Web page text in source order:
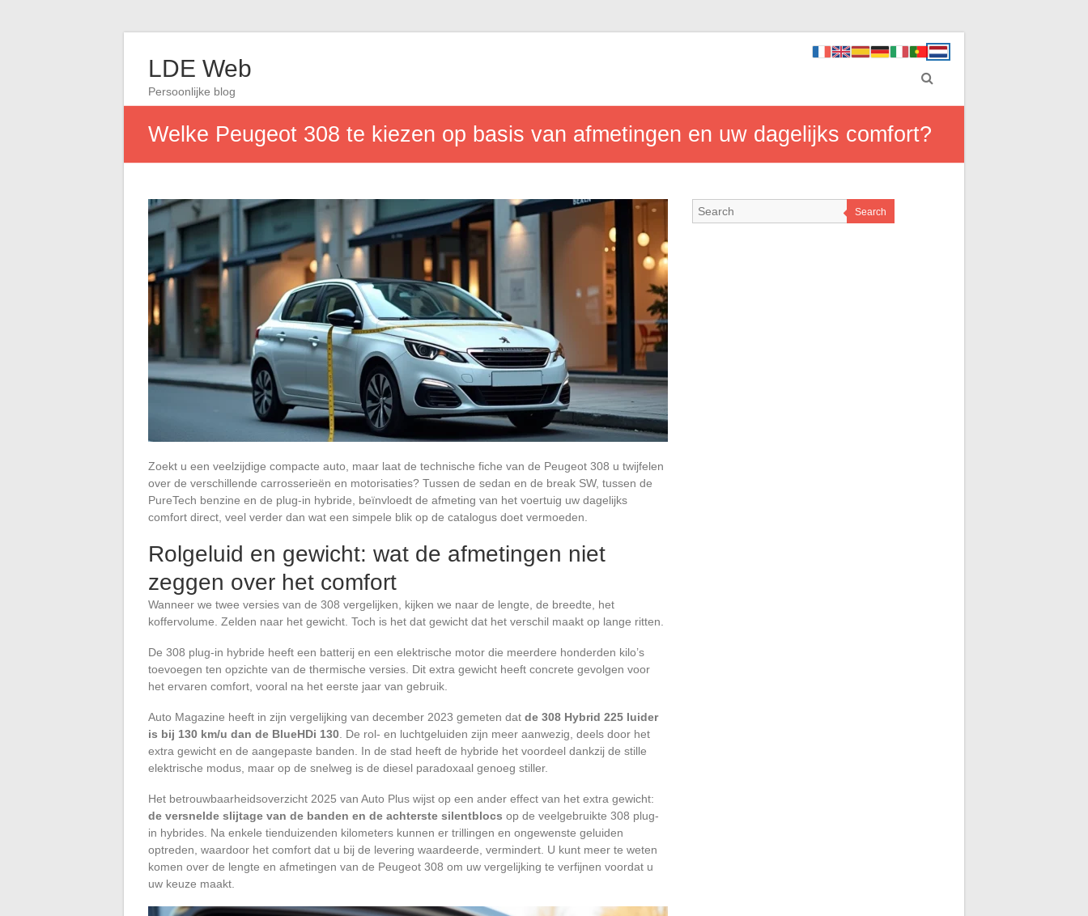
LDE Web
Persoonlijke blog
Welke Peugeot 308 te kiezen op basis van afmetingen en uw dagelijks comfort?
Zoekt u een veelzijdige compacte auto, maar laat de technische fiche van de Peugeot 308 u twijfelen
over de verschillende carrosserieën en motorisaties? Tussen de sedan en de break SW, tussen de
PureTech benzine en de plug-in hybride, beïnvloedt de afmeting van het voertuig uw dagelijks
comfort direct, veel verder dan wat een simpele blik op de catalogus doet vermoeden.
Rolgeluid en gewicht: wat de afmetingen niet
zeggen over het comfort
Wanneer we twee versies van de 308 vergelijken, kijken we naar de lengte, de breedte, het
koffervolume. Zelden naar het gewicht. Toch is het dat gewicht dat het verschil maakt op lange ritten.
De 308 plug-in hybride heeft een batterij en een elektrische motor die meerdere honderden kilo’s
toevoegen ten opzichte van de thermische versies. Dit extra gewicht heeft concrete gevolgen voor
het ervaren comfort, vooral na het eerste jaar van gebruik.
Auto Magazine heeft in zijn vergelijking van december 2023 gemeten dat de 308 Hybrid 225 luider
is bij 130 km/u dan de BlueHDi 130 . De rol- en luchtgeluiden zijn meer aanwezig, deels door het
extra gewicht en de aangepaste banden. In de stad heeft de hybride het voordeel dankzij de stille
elektrische modus, maar op de snelweg is de diesel paradoxaal genoeg stiller.
Het betrouwbaarheidsoverzicht 2025 van Auto Plus wijst op een ander effect van het extra gewicht:
de versnelde slijtage van de banden en de achterste silentblocs op de veelgebruikte 308 plug-
in hybrides. Na enkele tienduizenden kilometers kunnen er trillingen en ongewenste geluiden
optreden, waardoor het comfort dat u bij de levering waardeerde, vermindert. U kunt meer te weten
komen over de lengte en afmetingen van de Peugeot 308 om uw vergelijking te verfijnen voordat u
uw keuze maakt.
Search